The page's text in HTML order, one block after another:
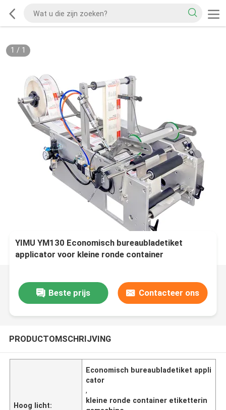
1 / 1
YIMU YM130 Economisch bureaubladetiket
applicator voor kleine ronde container
Beste prijs Contacteer ons
PRODUCTOMSCHRIJVING
Hoog licht:
Economisch bureaubladetiket appli
cator
,
kleine ronde container etiketterin